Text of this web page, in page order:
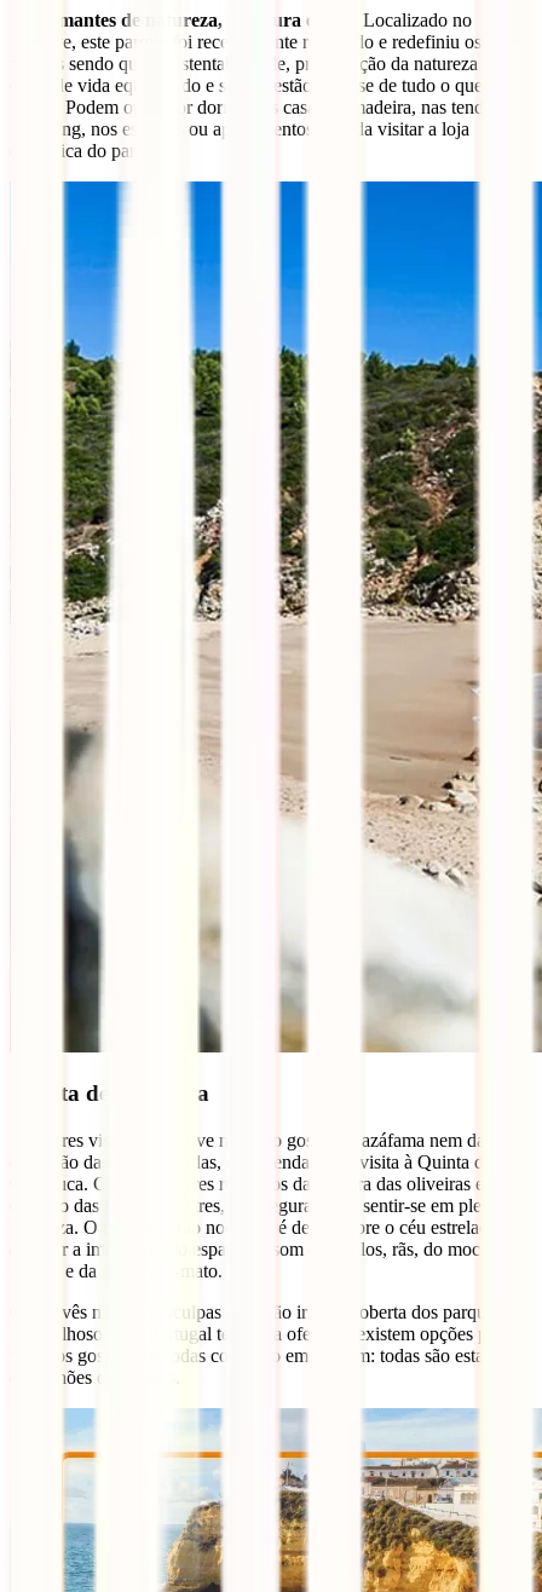
amantes de natureza, aventura e surf
! Localizado no
Algarve, este parque foi recentemente renovado e redefiniu os seus
valores sendo que a sustentabilidade, preservação da natureza e o
estilo de vida equilibrado e sereno estão na base de tudo o que
fazem. Podem optar por dormir nas casas de madeira, nas tendas
glamping, nos estúdios ou apartamentos e ainda visitar a loja
ecológica do parque.
Quinta de Odelouca
Se queres visitar o Algarve mas não gostas da azáfama nem da
confusão das praias lotadas, recomendamos a visita à Quinta de
Odelouca. Com 25 lugares rodeados da sombra das oliveiras e o
encanto das flores silvestres, vão seguramente sentir-se em plena
natureza. O melhor serão nocturno é deitar sobre o céu estrelado e
admirar a imensidão do espaço ao som dos grilos, rãs, do mocho-
galego e da coruja-do-mato.
Como vês não há desculpas para não ir à descoberta dos parques
maravilhosos que Portugal tem para oferecer, existem opções para
todos os gostos mas todas com algo em comum: todas são estadias
de milhões de estrelas.